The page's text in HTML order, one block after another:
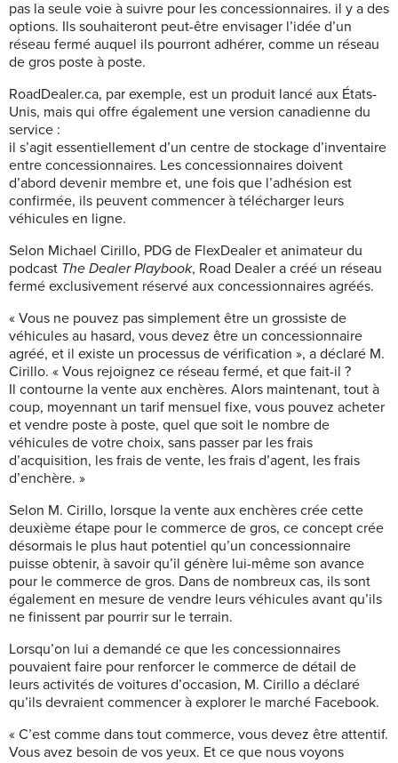
pas la seule voie à suivre pour les concessionnaires. il y a des
options. Ils souhaiteront peut-être envisager l’idée d’un
réseau fermé auquel ils pourront adhérer, comme un réseau
de gros poste à poste.
RoadDealer.ca, par exemple, est un produit lancé aux États-
Unis, mais qui offre également une version canadienne du
service :
il s’agit essentiellement d’un centre de stockage d’inventaire
entre concessionnaires. Les concessionnaires doivent
d’abord devenir membre et, une fois que l’adhésion est
confirmée, ils peuvent commencer à télécharger leurs
véhicules en ligne.
Selon Michael Cirillo, PDG de FlexDealer et animateur du
podcast The Dealer Playbook, Road Dealer a créé un réseau
fermé exclusivement réservé aux concessionnaires agréés.
« Vous ne pouvez pas simplement être un grossiste de
véhicules au hasard, vous devez être un concessionnaire
agréé, et il existe un processus de vérification », a déclaré M.
Cirillo. « Vous rejoignez ce réseau fermé, et que fait-il ?
Il contourne la vente aux enchères. Alors maintenant, tout à
coup, moyennant un tarif mensuel fixe, vous pouvez acheter
et vendre poste à poste, quel que soit le nombre de
véhicules de votre choix, sans passer par les frais
d’acquisition, les frais de vente, les frais d’agent, les frais
d’enchère. »
Selon M. Cirillo, lorsque la vente aux enchères crée cette
deuxième étape pour le commerce de gros, ce concept crée
désormais le plus haut potentiel qu’un concessionnaire
puisse obtenir, à savoir qu’il génère lui-même son avance
pour le commerce de gros. Dans de nombreux cas, ils sont
également en mesure de vendre leurs véhicules avant qu’ils
ne finissent par pourrir sur le terrain.
Lorsqu’on lui a demandé ce que les concessionnaires
pouvaient faire pour renforcer le commerce de détail de
leurs activités de voitures d’occasion, M. Cirillo a déclaré
qu’ils devraient commencer à explorer le marché Facebook.
« C’est comme dans tout commerce, vous devez être attentif.
Vous avez besoin de vos yeux. Et ce que nous voyons